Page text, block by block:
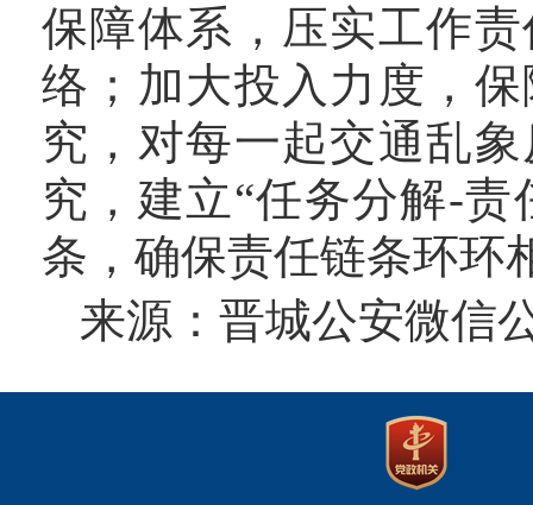
保障体系，压实工作
络；加大投入力度，
究，对每一起交通乱
究，建立“任务分解-
条，确保责任链条环环
来源：晋城公安微信